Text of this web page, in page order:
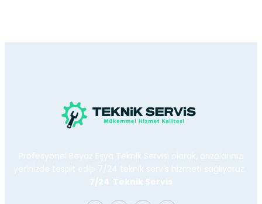
Profesyonel Beyaz Eşya Teknik Servisi olarak, arızalarınızı
yerinizde tespit edip 7/24 teknik servis hizmeti sağlıyoruz.
7/24 Teknik Servis